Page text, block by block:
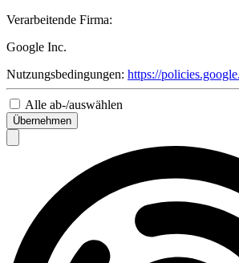
Verarbeitende Firma:
Google Inc.
Nutzungsbedingungen: https://
Alle ab-/auswählen
Übernehmen